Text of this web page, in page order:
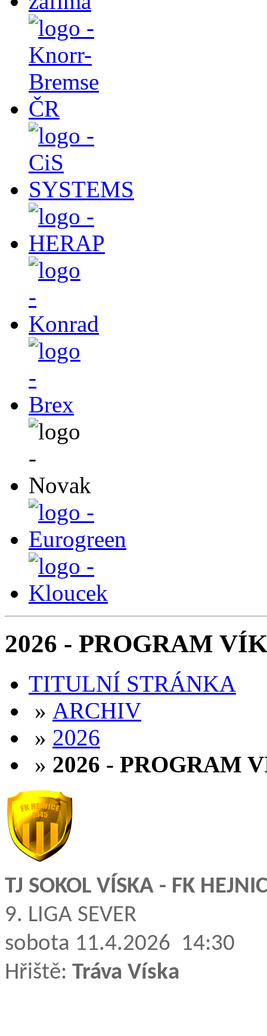
2026 - PROGRAM
TITULNÍ STRÁNKA
» ARCHIV
» 2026
» 2026 - PROGRAM
TJ SOKOL VÍSKA - FK
9. LIGA SEVER
sobota 11.4.2026 14:30
Hřiště: Tráva Víska